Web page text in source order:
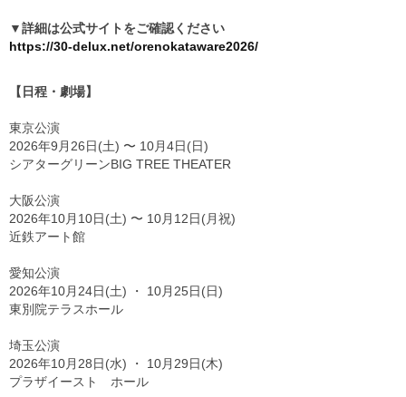
▼詳細は公式サイトをご確認ください
https://30-delux.net/orenokataware2026/
【日程・劇場】
東京公演
2026年9月26日(土) 〜 10月4日(日)
シアターグリーンBIG TREE THEATER
大阪公演
2026年10月10日(土) 〜 10月12日(月祝)
近鉄アート館
愛知公演
2026年10月24日(土) ・ 10月25日(日)
東別院テラスホール
埼玉公演
2026年10月28日(水) ・ 10月29日(木)
プラザイースト ホール